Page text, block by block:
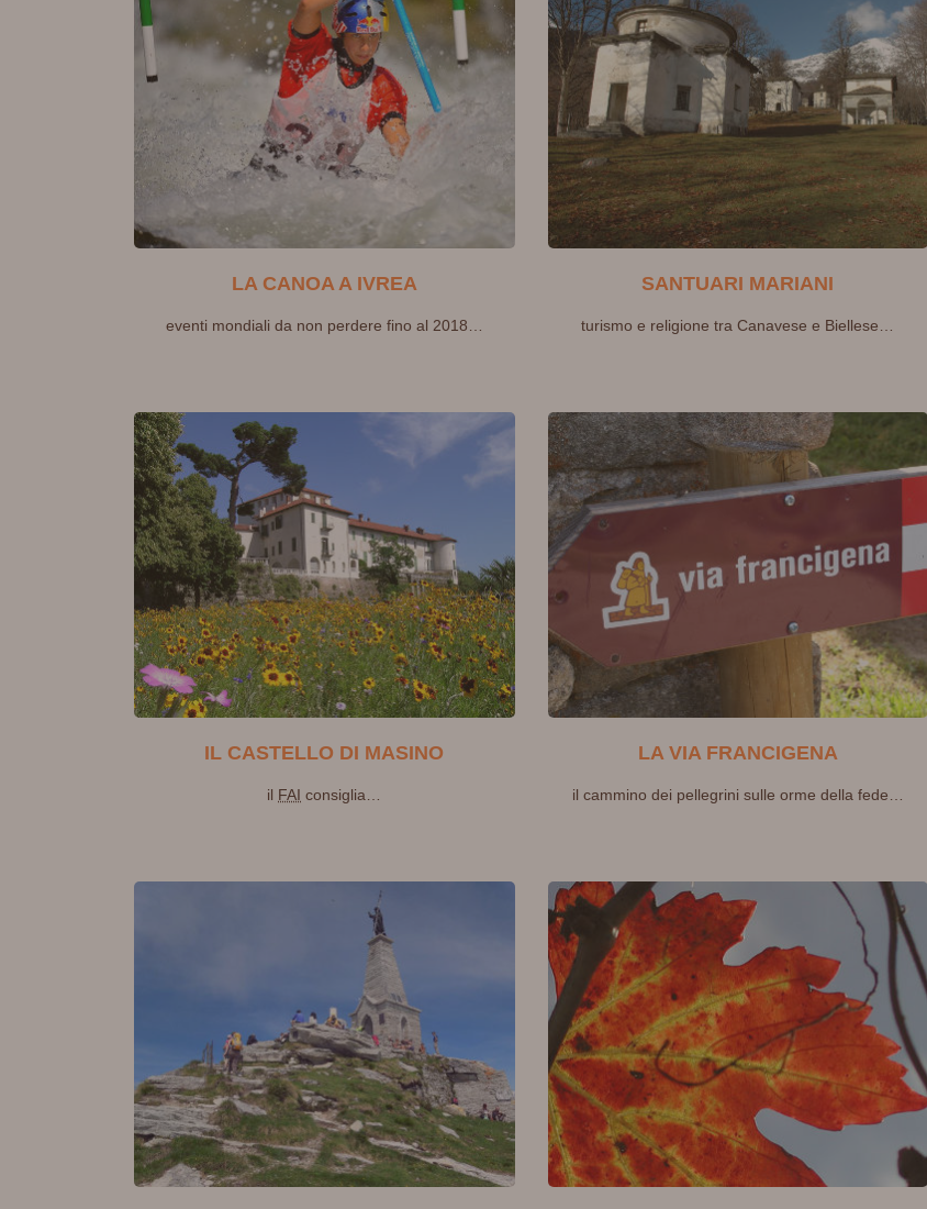
LA CANOA A IVREA
eventi mondiali da non perdere fino al 2018…
SANTUARI MARIANI
turismo e religione tra Canavese e Biellese…
IL CASTELLO DI MASINO
il FAI consiglia…
LA VIA FRANCIGENA
il cammino dei pellegrini sulle orme della fede…